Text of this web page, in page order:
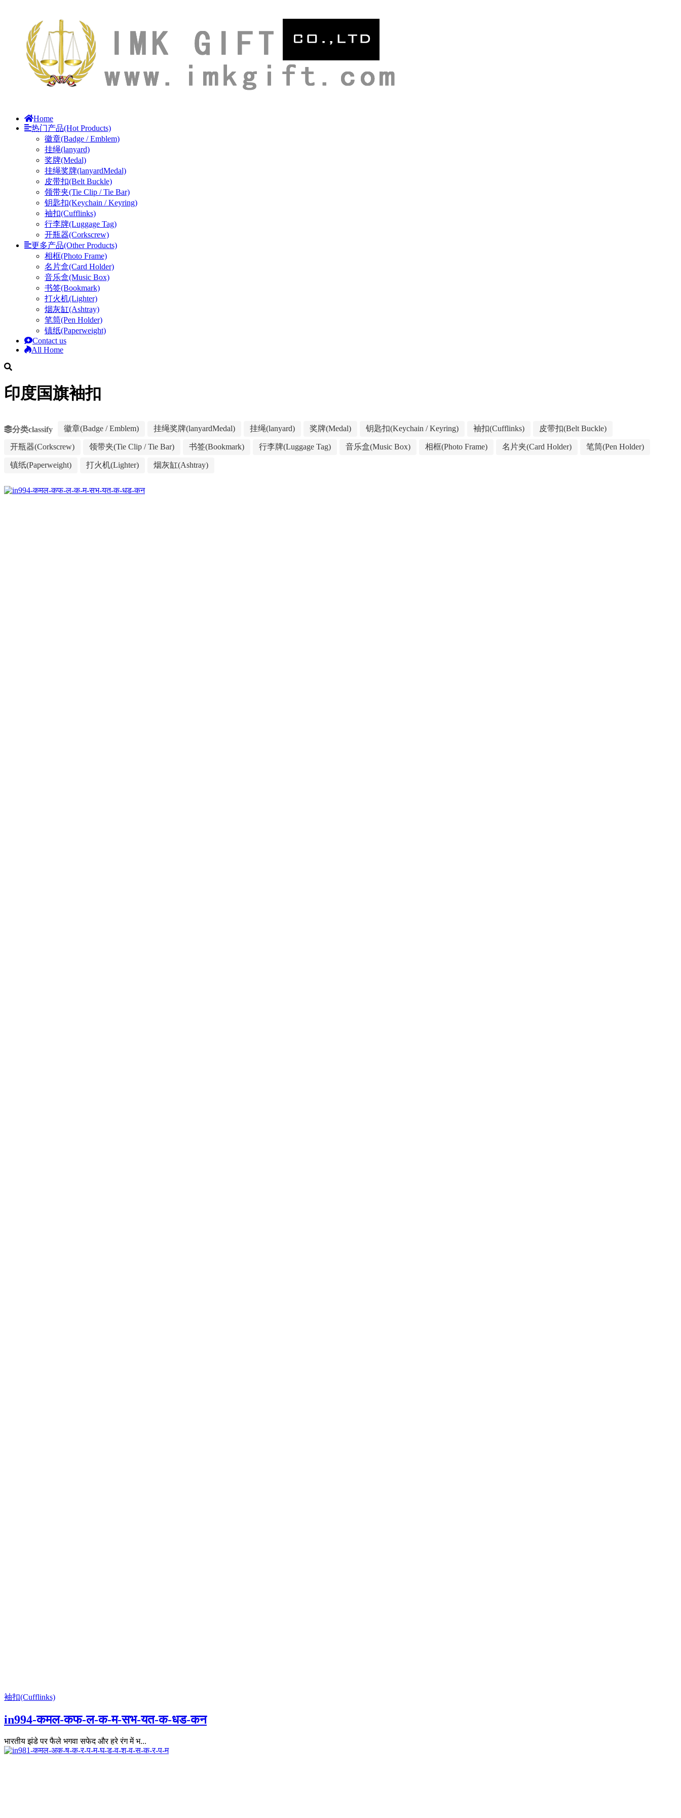
Home
热门产品(Hot Products)
徽章(Badge / Emblem)
挂绳(lanyard)
奖牌(Medal)
挂绳奖牌(lanyardMedal)
皮带扣(Belt Buckle)
领带夹(Tie Clip / Tie Bar)
钥匙扣(Keychain / Keyring)
袖扣(Cufflinks)
行李牌(Luggage Tag)
开瓶器(Corkscrew)
更多产品(Other Products)
相框(Photo Frame)
名片盒(Card Holder)
音乐盒(Music Box)
书签(Bookmark)
打火机(Lighter)
烟灰缸(Ashtray)
笔筒(Pen Holder)
镇纸(Paperweight)
Contact us
All Home
印度国旗袖扣
分类classify 徽章(Badge / Emblem) 挂绳奖牌(lanyardMedal) 挂绳(lanyard) 奖牌(Medal) 钥匙扣(Keychain / Keyring) 袖扣(Cufflinks) 皮带扣(Belt Buckle)
开瓶器(Corkscrew) 领带夹(Tie Clip / Tie Bar) 书签(Bookmark) 行李牌(Luggage Tag) 音乐盒(Music Box) 相框(Photo Frame) 名片夹(Card Holder) 笔筒(Pen Holder)
镇纸(Paperweight) 打火机(Lighter) 烟灰缸(Ashtray)
袖扣(Cufflinks)
in994-कमल-कफ-ल-क-म-सभ-यत-क-धड-कन
भारतीय झंडे पर फैले भगवा सफेद और हरे रंग में भ...